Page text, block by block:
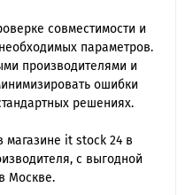
совместимости и
параметров.
производителями и
ошибки
решениях.
it stock 24 в
с выгодной
Москве.